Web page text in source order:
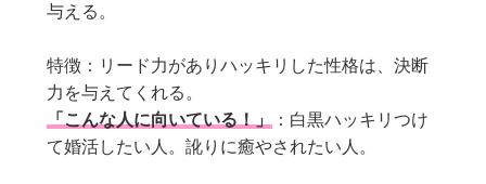
与える。
特徴：リード力がありハッキリした性格は、決断
力を与えてくれる。
「こんな人に向いている！」
：白黒ハッキリつけ
て婚活したい人。訛りに癒やされたい人。